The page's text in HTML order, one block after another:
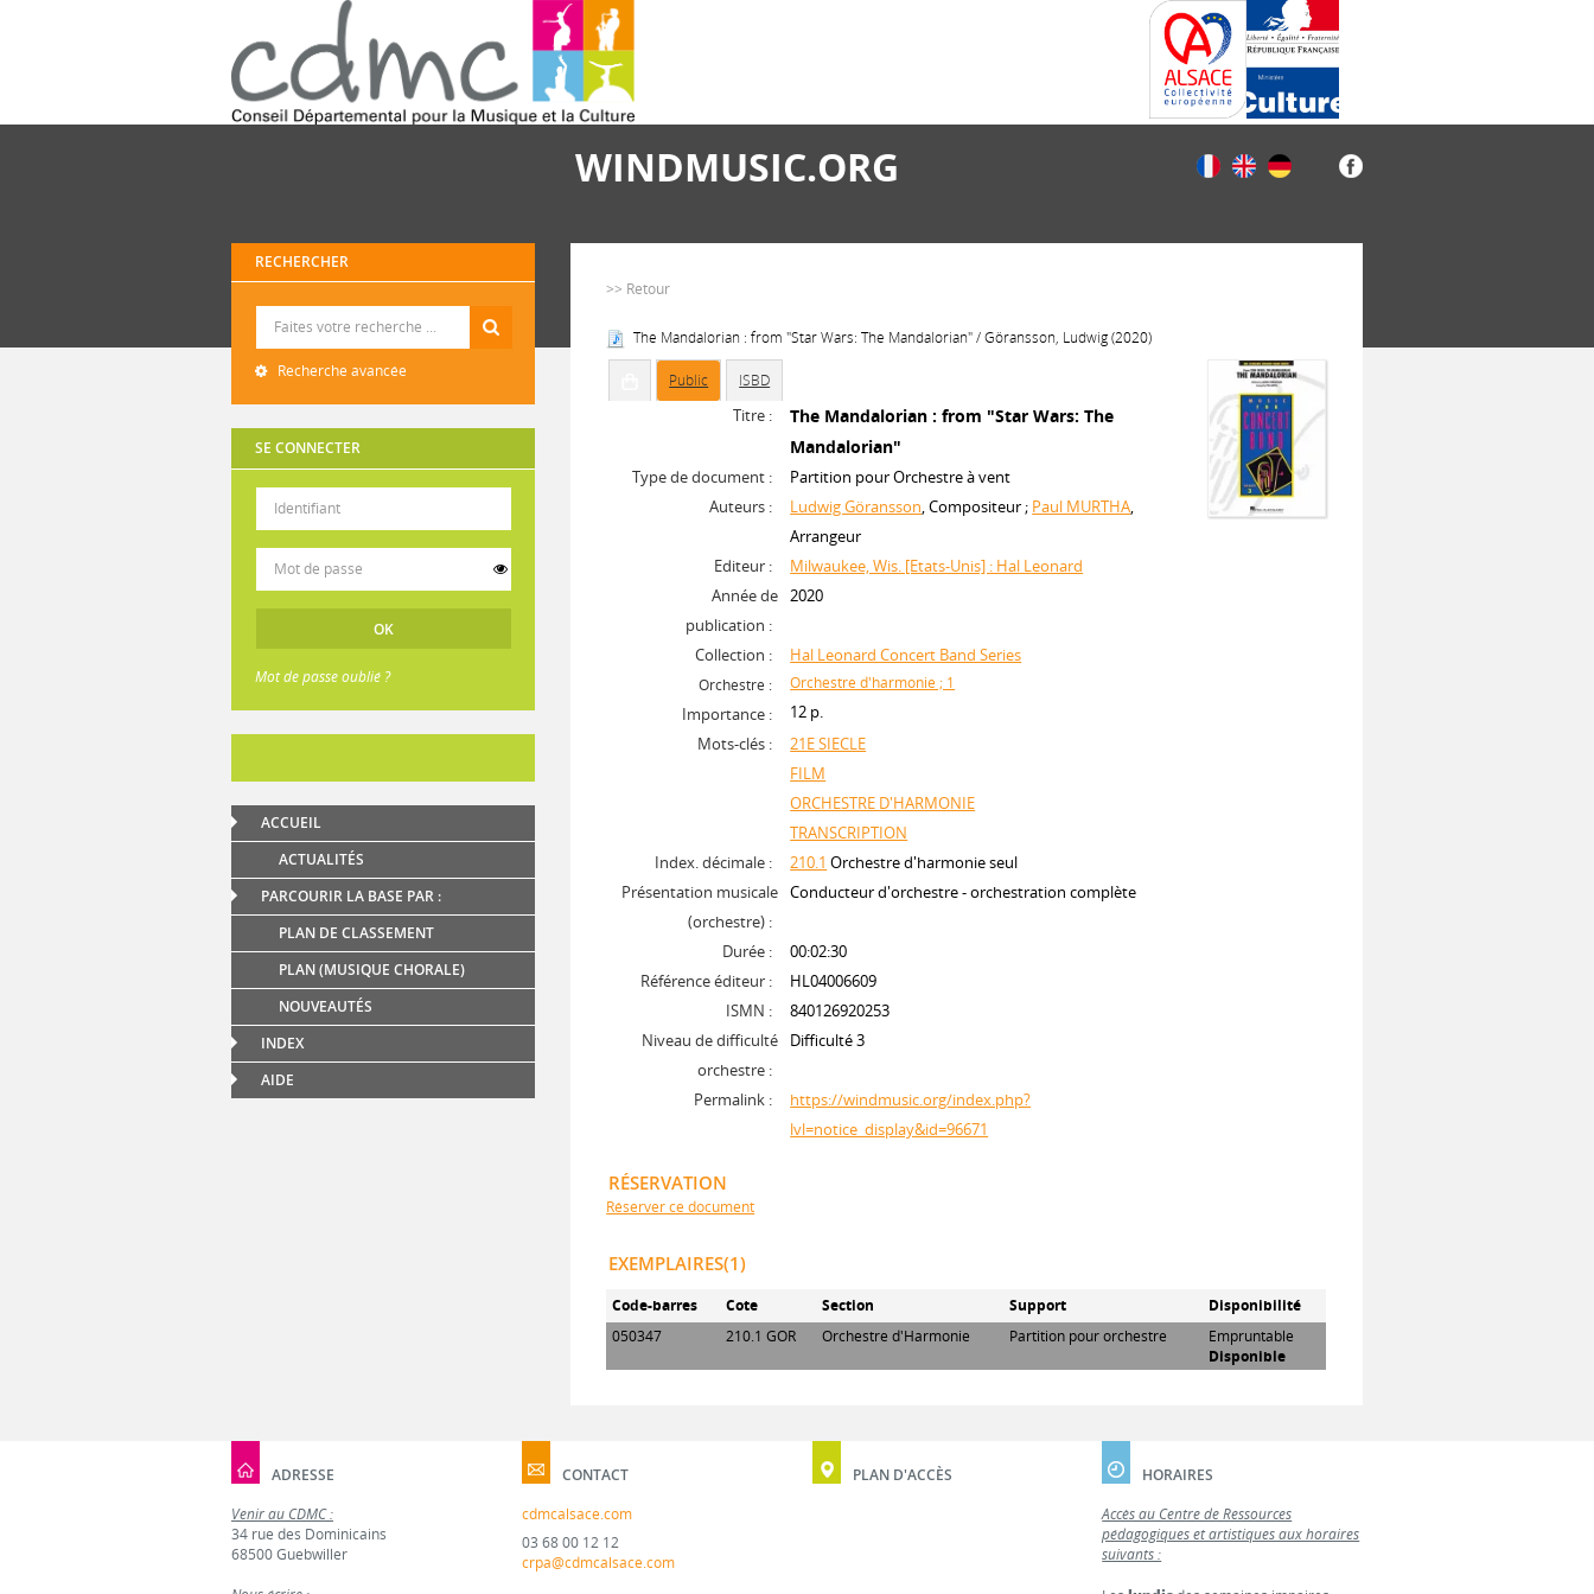
WINDMUSIC.ORG
RECHERCHER
Recherche avancée
SE CONNECTER
Mot de passe oublié ?
ACCUEIL
ACTUALITÉS
PARCOURIR LA BASE PAR :
PLAN DE CLASSEMENT
PLAN (MUSIQUE CHORALE)
NOUVEAUTÉS
INDEX
AIDE
>> Retour
The Mandalorian : from "Star Wars: The Mandalorian" / Göransson, Ludwig (2020)
Public ISBD
Titre :
The Mandalorian : from "Star Wars: The
Mandalorian"
Type de document :
Partition pour Orchestre à vent
Auteurs :
Ludwig Göransson, Compositeur ; Paul MURTHA,
Arrangeur
Editeur :
Milwaukee, Wis. [Etats-Unis] : Hal Leonard
Année de
publication :
2020
Collection : Hal Leonard Concert Band Series
Orchestre : Orchestre d'harmonie ; 1
Importance :
12 p.
Mots-clés :
21E SIECLE
FILM
ORCHESTRE D'HARMONIE
TRANSCRIPTION
Index. décimale :
210.1 Orchestre d'harmonie seul
Présentation musicale
(orchestre) :
Conducteur d'orchestre - orchestration complète
Durée :
00:02:30
Référence éditeur :
HL04006609
ISMN :
840126920253
Niveau de difficulté
orchestre :
Difficulté 3
Permalink :
https://windmusic.org/index.php?
lvl=notice_display&id=96671
RÉSERVATION
Réserver ce document
EXEMPLAIRES(1)
Code-barres Cote Section Support
Disponibilité
050347
210.1 GOR Orchestre d'Harmonie Partition pour orchestre
Empruntable
Disponible
ADRESSE
Venir au CDMC :
34 rue des Dominicains
68500 Guebwiller
CONTACT
cdmcalsace.com
03 68 00 12 12
crpa@cdmcalsace.com
PLAN D'ACCÈS
HORAIRES
Accès au Centre de Ressources
pédagogiques et artistiques aux horaires
suivants :